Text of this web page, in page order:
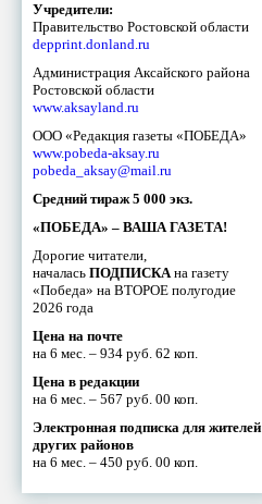
Учредители:
Правительство Ростовской области
depprint.donland.ru
Администрация Аксайского района
Ростовской области
www.aksayland.ru
ООО «Редакция газеты «ПОБЕДА»
www.pobeda-aksay.ru
pobeda_aksay@mail.ru
Средний тираж 5 000 экз.
«ПОБЕДА» – ВАША ГАЗЕТА!
Дорогие читатели,
началась ПОДПИСКАна газету
«Победа» на ВТОРОЕ полугодие
2026 года
Цена на почте
на 6 мес. – 934 руб. 62 коп.
Цена в редакции
на 6 мес. – 567 руб. 00 коп.
Электронная подписка для жителей
других районов
на 6 мес. – 450 руб. 00 коп.